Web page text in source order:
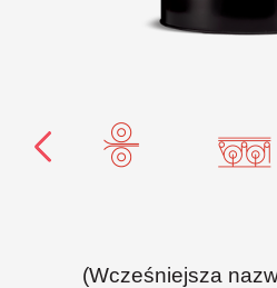
(Wcześniejsza